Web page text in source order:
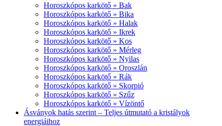
Horoszkópos karkötő » Bak
Horoszkópos karkötő » Bika
Horoszkópos karkötő » Halak
Horoszkópos karkötő » Ikrek
Horoszkópos karkötő » Kos
Horoszkópos karkötő » Mérleg
Horoszkópos karkötő » Nyilas
Horoszkópos karkötő » Oroszlán
Horoszkópos karkötő » Rák
Horoszkópos karkötő » Skorpió
Horoszkópos karkötő » Szűz
Horoszkópos karkötő » Vízöntő
Ásványok hatás szerint – Teljes útmutató a kristályok
energiáihoz